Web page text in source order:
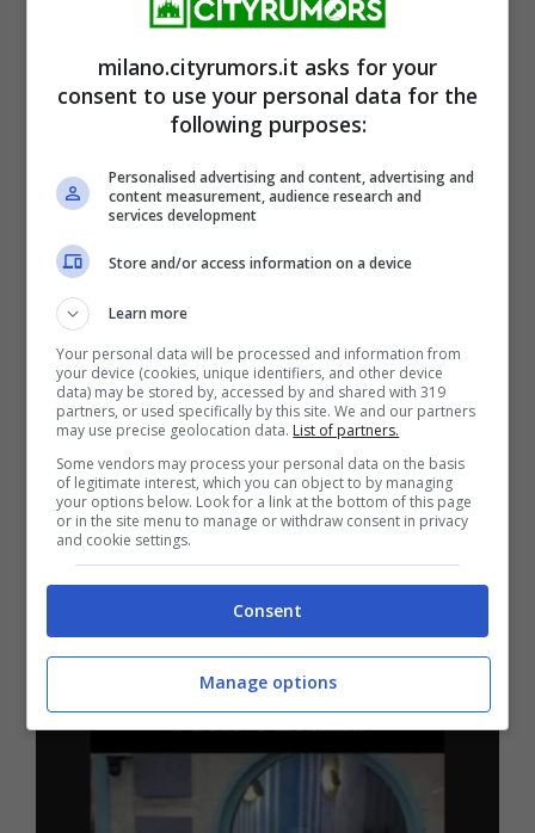
un’indiscrezione molto forte, che rivela
che cosa fanno quando le telecamere si
chiudono. A riportarla è stato Alessandro
Rosica, che sui social si fa chiamare
l’investigatore sociale.
milano.cityrumors.it asks for your
consent to use your personal data for the
following purposes:
Personalised advertising and content, advertising and
content measurement, audience research and
services development
Store and/or access information on a device
Learn more
Your personal data will be processed and information from
your device (cookies, unique identifiers, and other device
data) may be stored by, accessed by and shared with 319
partners, or used specifically by this site. We and our partners
may use precise geolocation data. List of partners.
Some vendors may process your personal data on the basis
of legitimate interest, which you can object to by managing
your options below. Look for a link at the bottom of this page
or in the site menu to manage or withdraw consent in privacy
and cookie settings.
Consent
Manage options